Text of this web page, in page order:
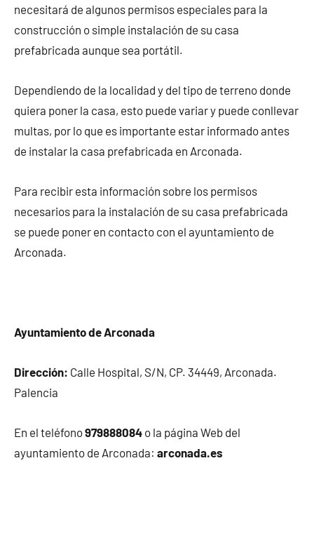
necesitará de algunos permisos especiales para la
construcción o simple instalación de su casa
prefabricada aunque sea portátil.
Dependiendo de la localidad y del tipo de terreno donde
quiera poner la casa, esto puede variar y puede conllevar
multas, por lo que es importante estar informado antes
de instalar la casa prefabricada en Arconada.
Para recibir esta información sobre los permisos
necesarios para la instalación de su casa prefabricada
se puede poner en contacto con el ayuntamiento de
Arconada.
Ayuntamiento de Arconada
Dirección: Calle Hospital, S/N, CP. 34449, Arconada.
Palencia
En el teléfono979888084 o la página Web del
ayuntamiento de Arconada: arconada.es